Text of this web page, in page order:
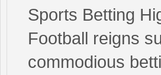
Sports Betting
Football reigns
commodious